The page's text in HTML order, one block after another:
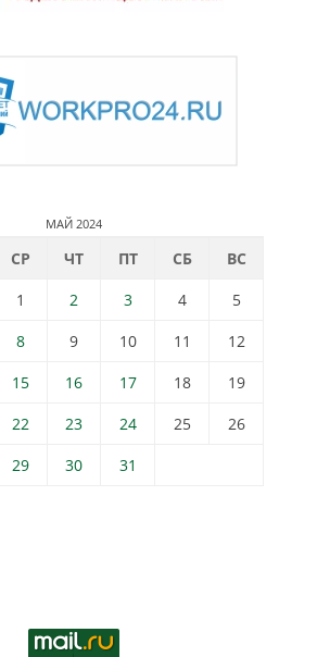
МАЙ 2024
СР ЧТ ПТ СБ
ВС
1
2 3 4
5
8 9 10 11
12
15 16 17 18
19
22 23 24 25
26
29 30 31